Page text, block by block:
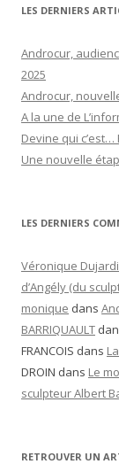
LES DERNIERS
Androcur,
2025
Androcur,
A la une de
Devine qui
Une nouvelle
LES DERNIERS
Véronique
d’Angély (du
monique dans
BARRIQUAULT
FRANCOIS dans
DROIN dans Le
sculpteur Albert
RETROUVER UN